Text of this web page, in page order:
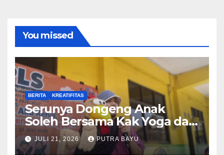
You missed
BERITA KREATIFITAS
Serunya Dongeng Anak
Soleh Bersama Kak Yoga dan
Piko
JULI 21, 2026 PUTRA BAYU